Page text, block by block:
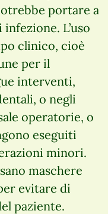
portare a
L’uso
clinico, cioè
per il
interventi,
o negli
operatorie, o
eseguiti
minori.
maschere
evitare di
paziente.